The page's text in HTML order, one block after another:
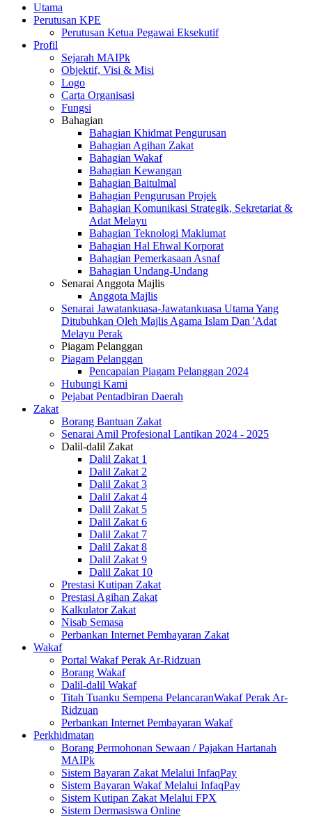
Utama
Perutusan KPE
Perutusan Ketua Pegawai Eksekutif
Profil
Sejarah MAIPk
Objektif, Visi & Misi
Logo
Carta Organisasi
Fungsi
Bahagian
Bahagian Khidmat Pengurusan
Bahagian Agihan Zakat
Bahagian Wakaf
Bahagian Kewangan
Bahagian Baitulmal
Bahagian Pengurusan Projek
Bahagian Komunikasi Strategik, Sekretariat &
Adat Melayu
Bahagian Teknologi Maklumat
Bahagian Hal Ehwal Korporat
Bahagian Pemerkasaan Asnaf
Bahagian Undang-Undang
Senarai Anggota Majlis
Anggota Majlis
Senarai Jawatankuasa-Jawatankuasa Utama Yang
Ditubuhkan Oleh Majlis Agama Islam Dan 'Adat
Melayu Perak
Piagam Pelanggan
Piagam Pelanggan
Pencapaian Piagam Pelanggan 2024
Hubungi Kami
Pejabat Pentadbiran Daerah
Zakat
Borang Bantuan Zakat
Senarai Amil Profesional Lantikan 2024 - 2025
Dalil-dalil Zakat
Dalil Zakat 1
Dalil Zakat 2
Dalil Zakat 3
Dalil Zakat 4
Dalil Zakat 5
Dalil Zakat 6
Dalil Zakat 7
Dalil Zakat 8
Dalil Zakat 9
Dalil Zakat 10
Prestasi Kutipan Zakat
Prestasi Agihan Zakat
Kalkulator Zakat
Nisab Semasa
Perbankan Internet Pembayaran Zakat
Wakaf
Portal Wakaf Perak Ar-Ridzuan
Borang Wakaf
Dalil-dalil Wakaf
Titah Tuanku Sempena PelancaranWakaf Perak Ar-
Ridzuan
Perbankan Internet Pembayaran Wakaf
Perkhidmatan
Borang Permohonan Sewaan / Pajakan Hartanah
MAIPk
Sistem Bayaran Zakat Melalui InfaqPay
Sistem Bayaran Wakaf Melalui InfaqPay
Sistem Kutipan Zakat Melalui FPX
Sistem Dermasiswa Online